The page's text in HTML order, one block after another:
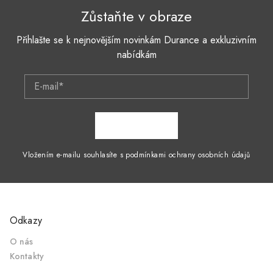
Zůstaňte v obraze
Přihlašte se k nejnovějším novinkám Durance a exkluzivním
nabídkám
E-mail*
Vložením e-mailu souhlasíte s podmínkami ochrany osobních údajů
Odkazy
O nás
Kontakty